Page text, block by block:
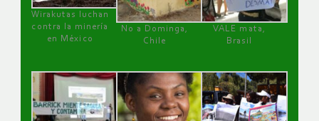
Wirakutas luchan
contra la minería
en México
No a Dominga,
Chile
VALE mata,
Brasil